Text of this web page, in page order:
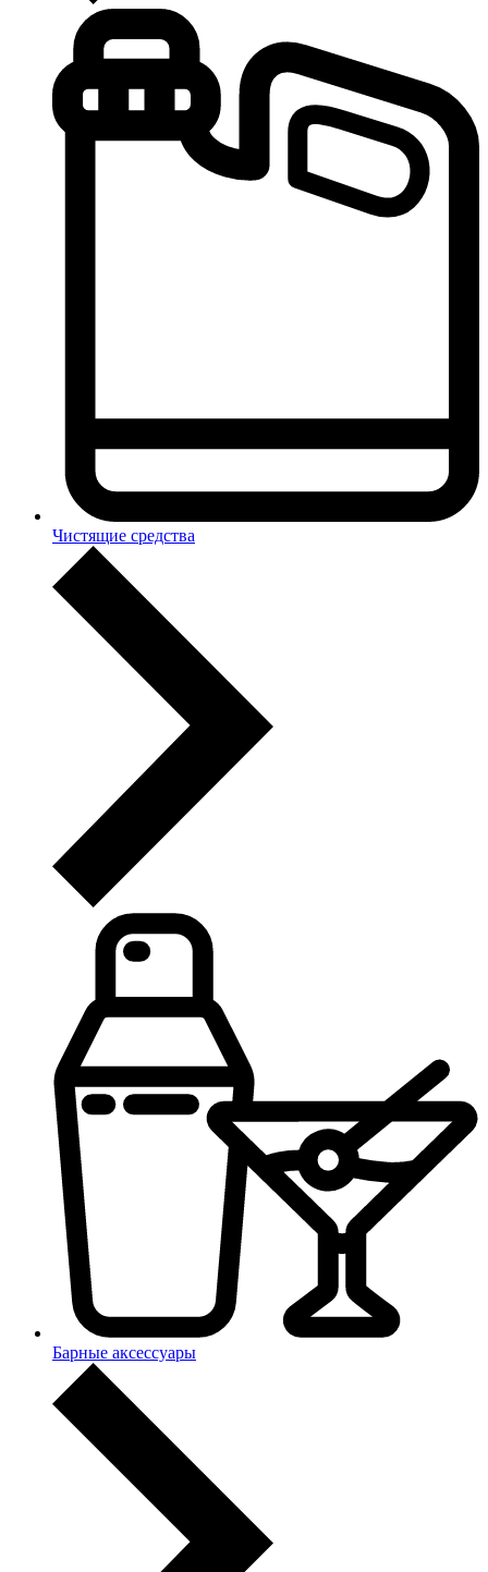
Чистящие средства
Барные аксессуары